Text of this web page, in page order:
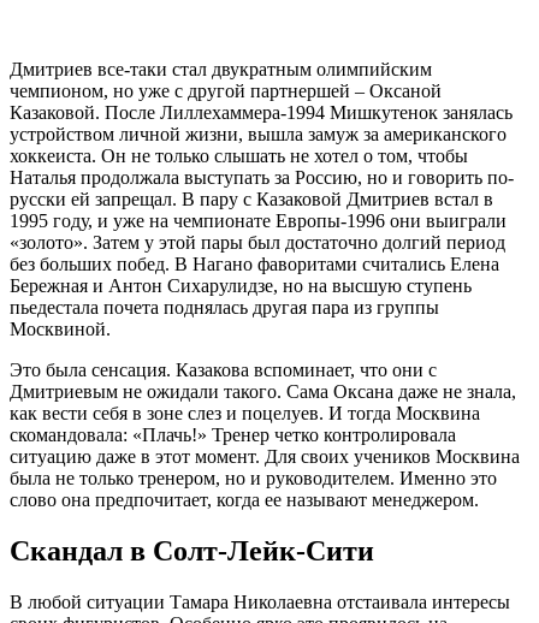
Дмитриев все-таки стал двукратным олимпийским
чемпионом, но уже с другой партнершей – Оксаной
Казаковой. После Лиллехаммера-1994 Мишкутенок занялась
устройством личной жизни, вышла замуж за американского
хоккеиста. Он не только слышать не хотел о том, чтобы
Наталья продолжала выступать за Россию, но и говорить по-
русски ей запрещал. В пару с Казаковой Дмитриев встал в
1995 году, и уже на чемпионате Европы-1996 они выиграли
«золото». Затем у этой пары был достаточно долгий период
без больших побед. В Нагано фаворитами считались Елена
Бережная и Антон Сихарулидзе, но на высшую ступень
пьедестала почета поднялась другая пара из группы
Москвиной.
Это была сенсация. Казакова вспоминает, что они с
Дмитриевым не ожидали такого. Сама Оксана даже не знала,
как вести себя в зоне слез и поцелуев. И тогда Москвина
скомандовала: «Плачь!» Тренер четко контролировала
ситуацию даже в этот момент. Для своих учеников Москвина
была не только тренером, но и руководителем. Именно это
слово она предпочитает, когда ее называют менеджером.
Скандал в Солт-Лейк-Сити
В любой ситуации Тамара Николаевна отстаивала интересы